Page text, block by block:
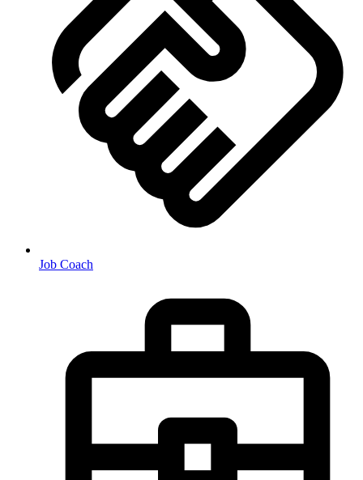
Job Coach